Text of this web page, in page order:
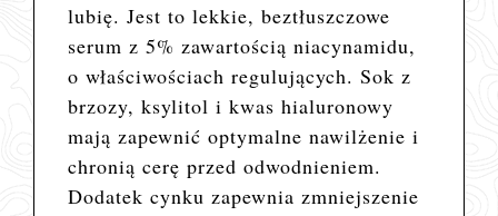
lubię. Jest to lekkie, beztłuszczowe
serum z 5% zawartością niacynamidu,
o właściwościach regulujących. Sok z
brzozy, ksylitol i kwas hialuronowy
mają zapewnić optymalne nawilżenie i
chronią cerę przed odwodnieniem.
Dodatek cynku zapewnia zmniejszenie